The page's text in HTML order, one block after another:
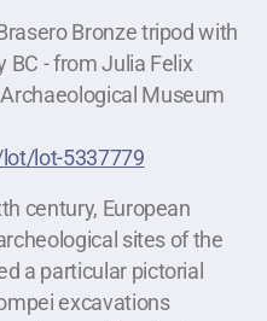
Bronze tripod with
BC - from Julia Felix
Museum
lot-5337779
century, European
sites of the
a particular pictorial
excavations